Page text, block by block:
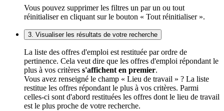
Vous pouvez supprimer les filtres un par un ou tout
réinitialiser en cliquant sur le bouton « Tout réinitialiser ».
3. Visualiser les résultats de votre recherche
La liste des offres d'emploi est restituée par ordre de
pertinence. Cela veut dire que les offres d'emploi répondant le
plus à vos critères s'affichent en premier.
Vous avez renseigné le champ « Lieu de travail » ? La liste
restitue les offres répondant le plus à vos critères. Parmi
celles-ci sont d'abord restituées les offres dont le lieu de travail
est le plus proche de votre recherche.